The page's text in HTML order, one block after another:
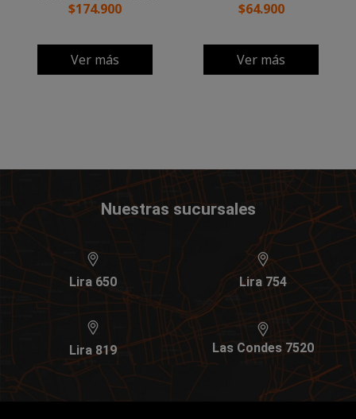
$174.900
Ver más
$64.900
Ver más
Nuestras sucursales
Lira 650 Lira 754
Lira 819 Las Condes 7520